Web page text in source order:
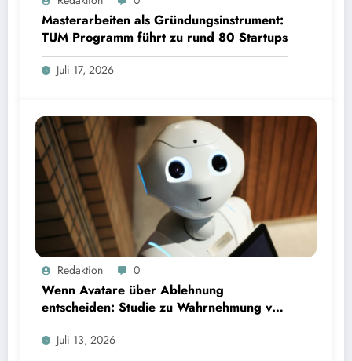
TUM
Masterarbeiten als Gründungsinstrument:
TUM Programm führt zu rund 80 Startups
Juli 17, 2026
InterviewsRedaktion 0
Wenn Avatare über Ablehnung
entscheiden: Studie zu Wahrnehmung von
Fairness bei KI-Interviews
Juli 13, 2026